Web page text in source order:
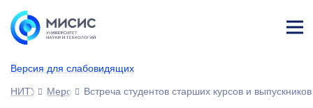
Версия для слабовидящих
ине
НИТУ МИСИСМероприятияВстреча студентов старших курсов и